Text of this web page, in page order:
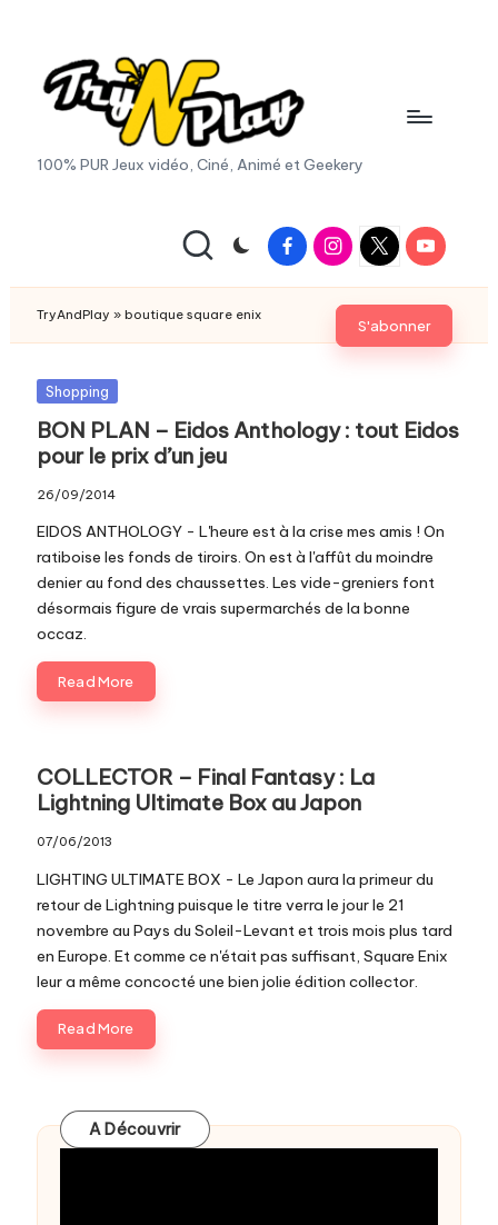
content
T
A
n
P
la
y.
c
o
m
100% PUR Jeux vidéo, Ciné, Animé et Geekery
FacebookInstagram
X
|
Twitter
Youtube
S'abonner
TryAndPlay » boutique square enix
Posted
Shopping
BON PLAN – Eidos Anthology : tout Eidos
pour le prix d’un jeu
26/09/2014
EIDOS ANTHOLOGY - L'heure est à la crise mes amis ! On
ratiboise les fonds de tiroirs. On est à l'affût du moindre
denier au fond des chaussettes. Les vide-greniers font
désormais figure de vrais supermarchés de la bonne
occaz.
Read More
COLLECTOR – Final Fantasy : La
Lightning Ultimate Box au Japon
07/06/2013
LIGHTING ULTIMATE BOX - Le Japon aura la primeur du
retour de Lightning puisque le titre verra le jour le 21
novembre au Pays du Soleil-Levant et trois mois plus tard
en Europe. Et comme ce n'était pas suffisant, Square Enix
leur a même concocté une bien jolie édition collector.
Read More
A Découvrir